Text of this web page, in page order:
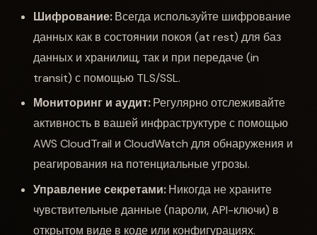
Шифрование:Всегда используйте шифрование
данных как в состоянии покоя (at rest) для баз
данных и хранилищ, так и при передаче (in
transit) с помощью TLS/SSL.
Мониторинг и аудит:Регулярно отслеживайте
активность в вашей инфраструктуре с помощью
AWS CloudTrail и CloudWatch для обнаружения и
реагирования на потенциальные угрозы.
Управление секретами:Никогда не храните
чувствительные данные (пароли, API-ключи) в
открытом виде в коде или конфигурациях.